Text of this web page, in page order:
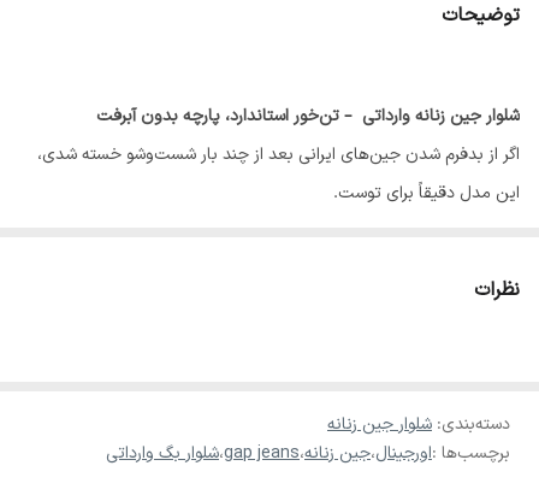
سایز42
💚فاق از جلو30🔸قد107🔸عرض ران
توضیحات
شلوار جین زنانه وارداتی – تن‌خور استاندارد، پارچه بدون آبرفت
اگر از بدفرم شدن جین‌های ایرانی بعد از چند بار شست‌وشو خسته شدی،
این مدل دقیقاً برای توست.
نظرات
دسته‌بندی: شلوار جین زنانه
برچسب‌ها :اورجینال،جین زنانه،gap jeans،شلوار بگ وارداتی